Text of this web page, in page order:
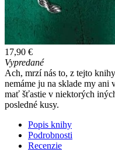
17,90 €
Vypredané
Ach, mrzí nás to, z tejto
nemáme ju na sklade my ani
mať šťastie v niektorých
posledné kusy.
Popis knihy
Podrobnosti
Recenzie